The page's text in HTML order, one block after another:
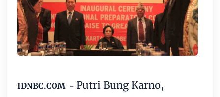
IDNBC.COM - Putri Bung Karno,